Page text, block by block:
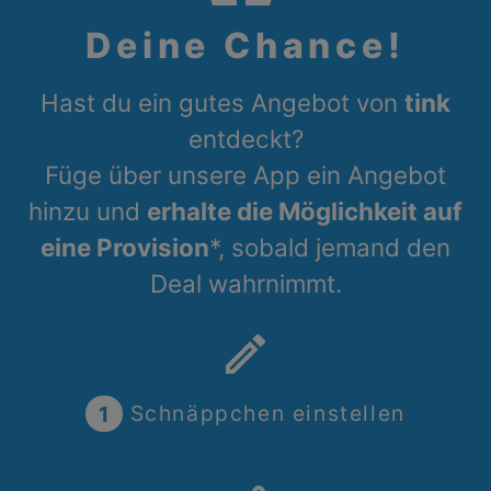
Deine Chance!
Hast du ein gutes Angebot von tink
entdeckt?
Füge über unsere App ein Angebot
hinzu und erhalte die Möglichkeit auf
eine Provision*, sobald jemand den
Deal wahrnimmt.
create
1 Schnäppchen einstellen